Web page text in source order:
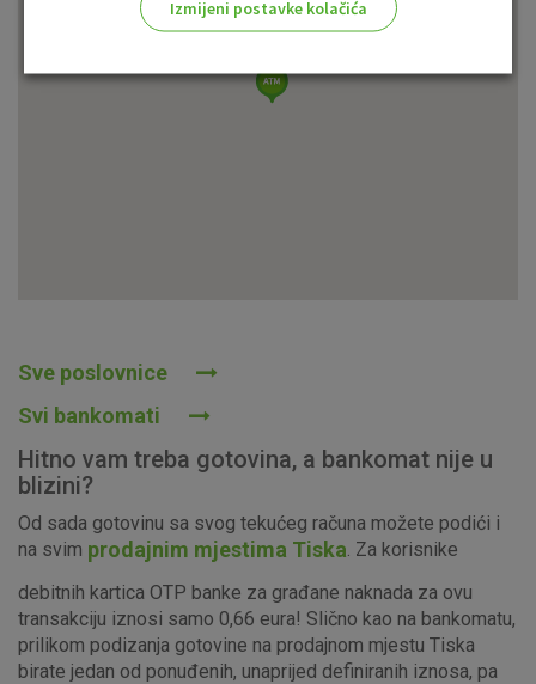
Sve poslovnice
Svi bankomati
Hitno vam treba gotovina, a bankomat nije u
blizini?
Od sada gotovinu sa svog tekućeg računa možete podići i
na svim prodajnim mjestima Tiska . Za korisnike
debitnih kartica OTP banke za građane naknada za ovu
transakciju iznosi samo 0,66 eura! Slično kao na bankomatu,
prilikom podizanja gotovine na prodajnom mjestu Tiska
birate jedan od ponuđenih, unaprijed definiranih iznosa, pa
Izmijeni postavke kolačića
Ovi kolačići nužni su za funkcioniranje internetske stranice i
postavljaju kao odgovor na vaše radnje koje uključuju zahtjev
za uslugama, kao što su postavke kolačića. Svoj preglednik
o njima, ali u tom slučaju neki dijelovi stranice neće raditi. Ti
kolačići ne pohranjuju nikakve informacije koje bi vas mogle
identificirati.